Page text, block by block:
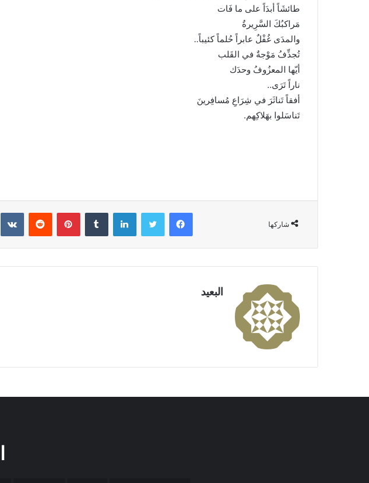
طائشَاً أبدَاً على ما فَات
مَراكبُكَ السَّرِيرةُ
والمدَى غُفْلٌ عابراً حُلماً كئيباً..
تُجذِّفُ مَوْجةٌ في القَلب
أيّها المعزُوفُ وحدَك
ناراً تَرَى..
أفقاً تَناثَرَ في شِرَاعِ مُسافِرينَ
تَناسَلوا بهَلاكِهم.
شاركها
فيسبوك لينكدإن بينتيريست
البعيد